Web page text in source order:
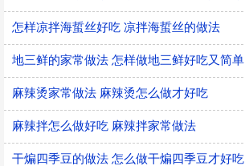
怎样凉拌海蜇丝好吃 凉拌海蜇丝的做法
地三鲜的家常做法 怎样做地三鲜好吃又简单
麻辣烫家常做法 麻辣烫怎么做才好吃
麻辣拌怎么做好吃 麻辣拌家常做法
干煸四季豆的做法 怎么做干煸四季豆才好吃